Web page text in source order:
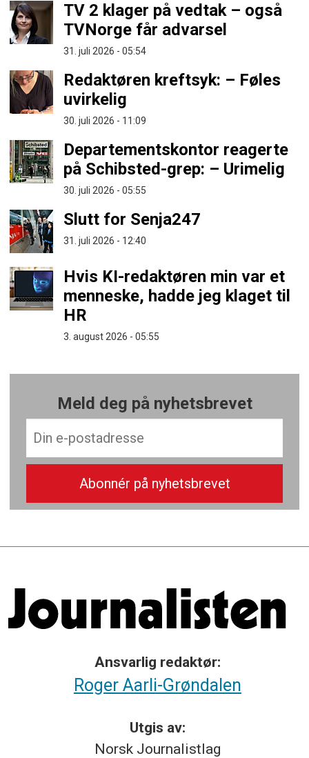
TV 2 klager på vedtak – også
TVNorge får advarsel
31. juli 2026 - 05:54
Redaktøren kreftsyk: – Føles
uvirkelig
30. juli 2026 - 11:09
Departementskontor reagerte
på Schibsted-grep: – Urimelig
30. juli 2026 - 05:55
Slutt for Senja247
31. juli 2026 - 12:40
Hvis KI-redaktøren min var et
menneske, hadde jeg klaget til
HR
3. august 2026 - 05:55
Meld deg på nyhetsbrevet
Ansvarlig redaktør:
Roger Aarli-Grøndalen
Utgis av:
Norsk Journalistlag